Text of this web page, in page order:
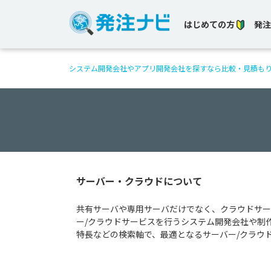
はじめての方 発
システム開発会社やアプリ開発会社を探すなら比較・見積も
サーバー・クラウドについて
共有サーバや専用サーバだけでなく、クラウドサ
ー/クラウドサービスを行うシステム開発会社や
特長などの検索軸で、最適となるサーバー/クラ